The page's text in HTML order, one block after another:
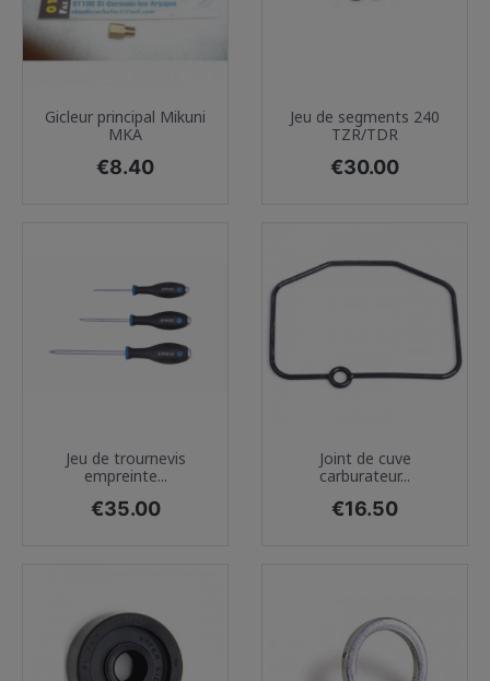
Gicleur principal Mikuni
MKA
Price
€8.40
Jeu de segments 240
TZR/TDR
Price
€30.00
Jeu de trournevis
empreinte...
Price
€35.00
Joint de cuve
carburateur...
Price
€16.50